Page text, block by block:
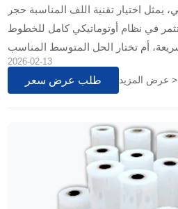
يمثل اختيار تقنية اللف المناسبة حجر
في نظام أوتوماتيكي كامل للخطوط
2026-02-13
طلب عرض سعر عرض المزيد >